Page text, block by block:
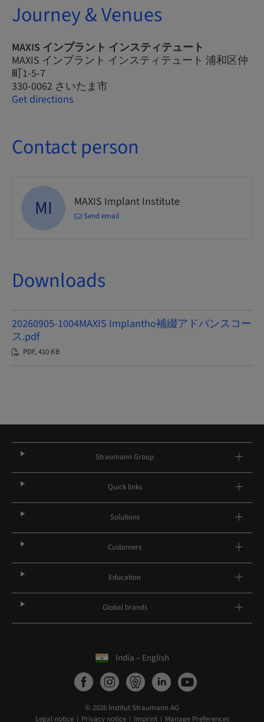
Journey & Venues
MAXIS インプラント インスティテュート
MAXIS インプラント インスティテュート 浦和区仲
町1-5-7
330-0062 さいたま市
Get directions
Contact person
MI MAXIS Implant Institute
Send email
Downloads
20260905-1004MAXIS Implantho補綴アドバンスコー
ス.pdf
PDF, 410 KB
Straumann Group
Quick links
Solutions
Customers
Education
Global brands
India – English
© 2026 Institut Straumann AG
Legal notice
Privacy notice Imprint Manage Preferences